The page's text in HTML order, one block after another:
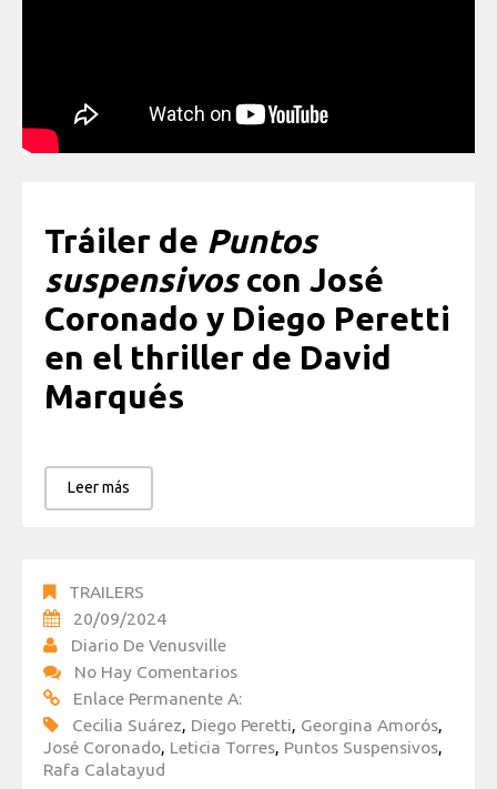
Tráiler de Puntos
suspensivoscon José
Coronado y Diego Peretti
en el thriller de David
Marqués
Leer más
TRAILERS
20/09/2024
Diario De Venusville
No Hay Comentarios
Enlace Permanente A:
Cecilia Suárez, Diego Peretti, Georgina Amorós,
José Coronado, Leticia Torres, Puntos Suspensivos,
Rafa Calatayud